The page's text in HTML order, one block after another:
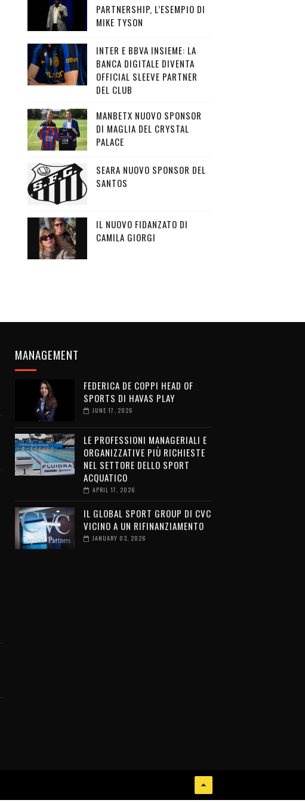
PARTNERSHIP, L’ESEMPIO DI
MIKE TYSON
INTER E BBVA INSIEME: LA
BANCA DIGITALE DIVENTA
OFFICIAL SLEEVE PARTNER
DEL CLUB
MANBETX NUOVO SPONSOR
DI MAGLIA DEL CRYSTAL
PALACE
SEARA NUOVO SPONSOR DEL
SANTOS
IL NUOVO FIDANZATO DI
CAMILA GIORGI
MANAGEMENT
FEDERICA DE COPPI HEAD OF
SPORTS DI HAVAS PLAY
JUNE 17, 2026
LE PROFESSIONI MANAGERIALI E
ORGANIZZATIVE PIÙ RICHIESTE
NEL SETTORE DELLO SPORT
ACQUATICO
APRIL 17, 2026
IL GLOBAL SPORT GROUP DI CVC
VICINO A UN RIFINANZIAMENTO
JANUARY 03, 2026